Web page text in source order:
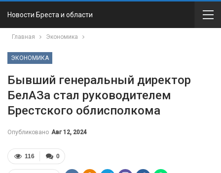
Новости Бреста и области
Главная Экономика
ЭКОНОМИКА
Бывший генеральный директор
БелАЗа стал руководителем
Брестского облисполкома
Опубликовано Авг 12, 2024
0
116